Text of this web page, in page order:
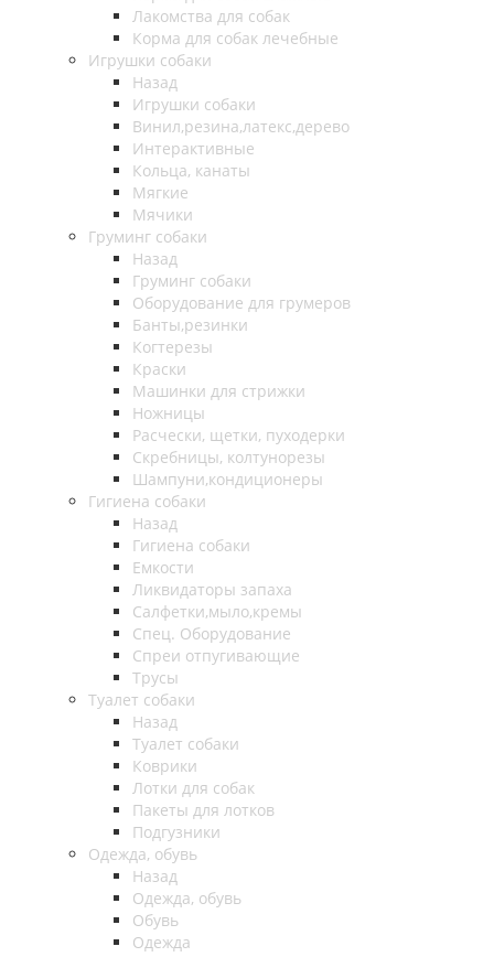
Лакомства для собак
Корма для собак лечебные
Игрушки собаки
Назад
Игрушки собаки
Винил,резина,латекс,дерево
Интерактивные
Кольца, канаты
Мягкие
Мячики
Груминг собаки
Назад
Груминг собаки
Оборудование для грумеров
Банты,резинки
Когтерезы
Краски
Машинки для стрижки
Ножницы
Расчески, щетки, пуходерки
Скребницы, колтунорезы
Шампуни,кондиционеры
Гигиена собаки
Назад
Гигиена собаки
Емкости
Ликвидаторы запаха
Салфетки,мыло,кремы
Спец. Оборудование
Спреи отпугивающие
Трусы
Туалет собаки
Назад
Туалет собаки
Коврики
Лотки для собак
Пакеты для лотков
Подгузники
Одежда, обувь
Назад
Одежда, обувь
Обувь
Одежда